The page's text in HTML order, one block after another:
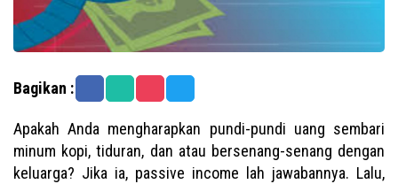
Bagikan :
Apakah Anda mengharapkan pundi-pundi uang sembari
minum kopi, tiduran, dan atau bersenang-senang dengan
keluarga? Jika ia, passive income lah jawabannya. Lalu,